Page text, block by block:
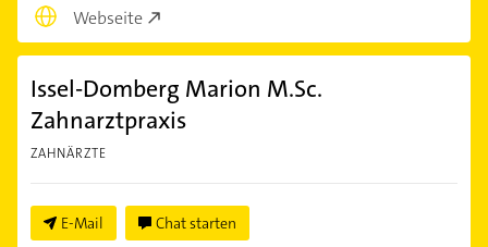
Webseite
Issel-Domberg Marion M.Sc.
Zahnarztpraxis
ZAHNÄRZTE
E-Mail Chat starten